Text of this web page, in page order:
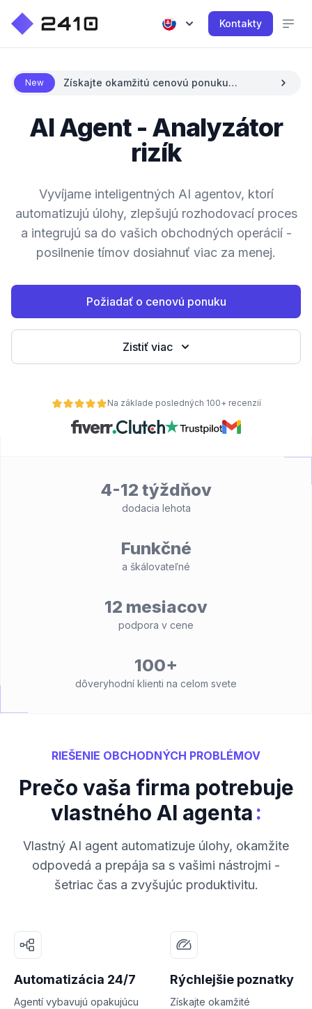
Kontakty
New
Získajte okamžitú cenovú ponuku
AI Agent - Analyzátor
rizík
Vyvíjame inteligentných AI agentov, ktorí
automatizujú úlohy, zlepšujú rozhodovací proces
a integrujú sa do vašich obchodných operácií -
posilnenie tímov dosiahnuť viac za menej.
Požiadať o cenovú ponuku
Zistiť viac
Na základe posledných 100+ recenzií
4-12 týždňov
dodacia lehota
Funkčné
a škálovateľné
12 mesiacov
podpora v cene
100+
dôveryhodní klienti na celom svete
RIEŠENIE OBCHODNÝCH PROBLÉMOV
Prečo vaša firma potrebuje
vlastného AI agenta:
Vlastný AI agent automatizuje úlohy, okamžite
odpovedá a prepája sa s vašimi nástrojmi -
šetriac čas a zvyšujúc produktivitu.
Automatizácia 24/7
Agentí vybavujú opakujúcu
Rýchlejšie poznatky
Získajte okamžité